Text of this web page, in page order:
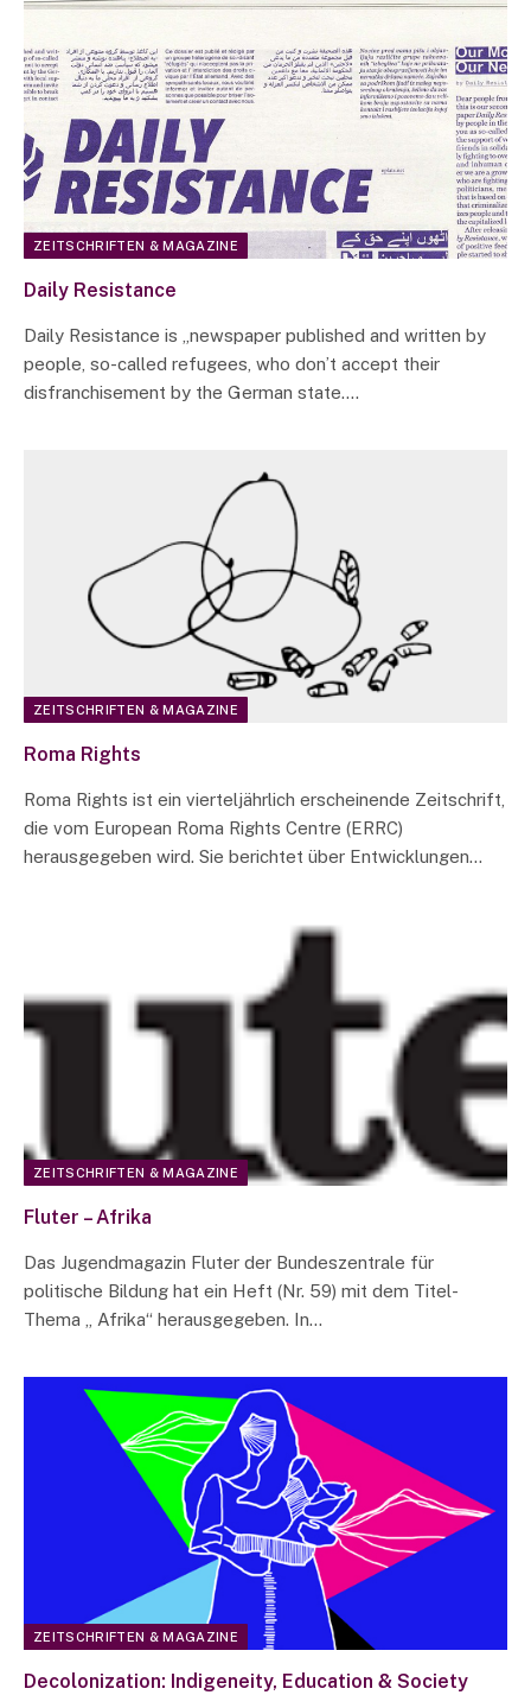
ZEITSCHRIFTEN & MAGAZINE
Daily Resistance
Daily Resistance is „newspaper published and written by
people, so-called refugees, who don’t accept their
disfranchisement by the German state.…
ZEITSCHRIFTEN & MAGAZINE
Roma Rights
Roma Rights ist ein vierteljährlich erscheinende Zeitschrift,
die vom European Roma Rights Centre (ERRC)
herausgegeben wird. Sie berichtet über Entwicklungen…
ZEITSCHRIFTEN & MAGAZINE
Fluter – Afrika
Das Jugendmagazin Fluter der Bundeszentrale für
politische Bildung hat ein Heft (Nr. 59) mit dem Titel-
Thema „ Afrika“ herausgegeben. In…
ZEITSCHRIFTEN & MAGAZINE
Decolonization: Indigeneity, Education & Society